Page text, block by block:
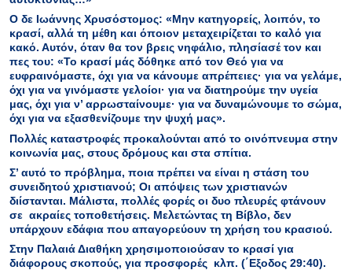
Ο δε Ιωάννης Χρυσόστομος: «Μην κατηγορείς, λοιπόν, το
κρασί, αλλά τη μέθη και όποιον μεταχειρίζεται το καλό για
κακό. Αυτόν, όταν θα τον βρεις νηφάλιο, πλησίασέ τον και
πες του: «Το κρασί μάς δόθηκε από τον Θεό για να
ευφραινόμαστε, όχι για να κάνουμε απρέπειες· για να γελάμε,
όχι για να γινόμαστε γελοίοι· για να διατηρούμε την υγεία
μας, όχι για ν’ αρρωσταίνουμε· για να δυναμώνουμε το σώμα,
όχι για να εξασθενίζουμε την ψυχή μας».
Πολλές καταστροφές προκαλούνται από το οινόπνευμα στην
κοινωνία μας, στους δρόμους και στα σπίτια.
Σ’ αυτό το πρόβλημα, ποια πρέπει να είναι η στάση του
συνειδητού χριστιανού; Οι απόψεις των χριστιανών
διίστανται. Μάλιστα, πολλές φορές οι δυο πλευρές φτάνουν
σε ακραίες τοποθετήσεις. Μελετώντας τη Βίβλο, δεν
υπάρχουν εδάφια που απαγορεύουν τη χρήση του κρασιού.
Στην Παλαιά Διαθήκη χρησιμοποιούσαν το κρασί για
διάφορους σκοπούς, για προσφορές κλπ. (΄Εξοδος 29:40).